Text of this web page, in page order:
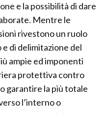
e la possibilità di dare
Mentre le
rivestono un ruolo
di delimitazione del
ampie ed imponenti
protettiva contro
garantire la più totale
l’interno o